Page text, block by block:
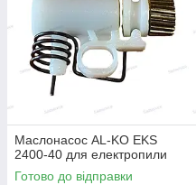
Маслонасос AL-KO EKS
2400-40 для електропили
Готово до відправки